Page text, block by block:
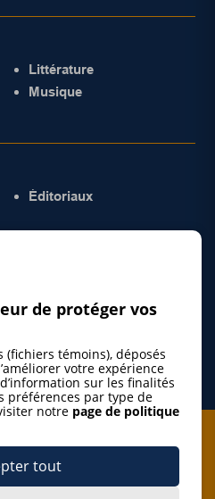
Littérature
Musique
Éditoriaux
à l'infolettre
de protéger vos
(fichiers témoins), déposés
votre expérience
sur les finalités
préférences par type de
notre page de politique
tout